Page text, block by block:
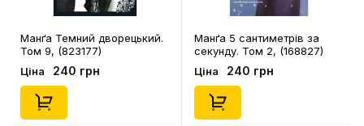
Манґа Темний дворецький.
Том 9, (823177)
Ціна 240 грн
Манґа 5 сантиметрів за
секунду. Том 2, (168827)
Ціна 240 грн